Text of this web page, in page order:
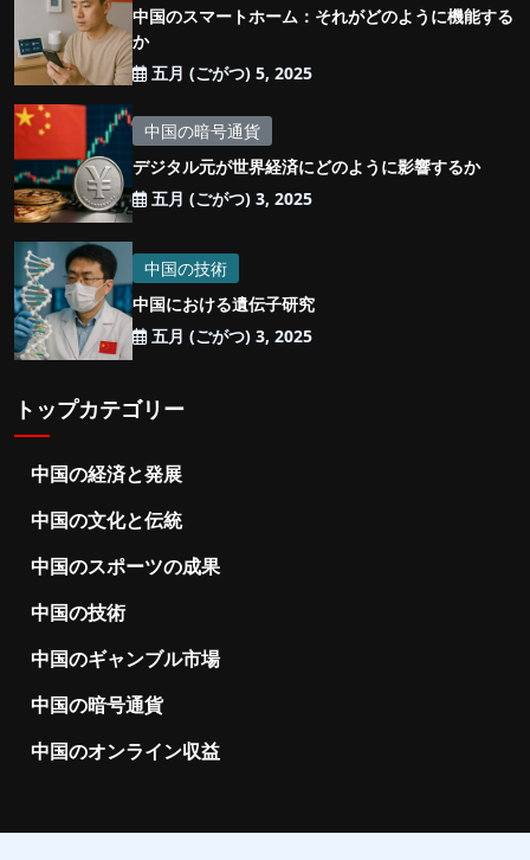
中国のスマートホーム：それがどのように機能する
か
五月 (ごがつ) 5, 2025
中国の暗号通貨
デジタル元が世界経済にどのように影響するか
五月 (ごがつ) 3, 2025
中国の技術
中国における遺伝子研究
五月 (ごがつ) 3, 2025
トップカテゴリー
中国の経済と発展
中国の文化と伝統
中国のスポーツの成果
中国の技術
中国のギャンブル市場
中国の暗号通貨
中国のオンライン収益